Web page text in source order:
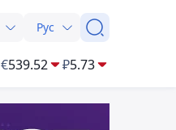
Рус
€539.52 ₽5.73